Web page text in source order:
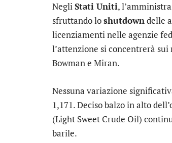
NegliStati Uniti,
sfruttando loshutdowndelle
licenziamenti nelle agenzie
l’attenzione si concentrerà
Bowman e Miran.
Nessuna variazione
1,171. Deciso balzo in alto dell’
(Light Sweet Crude Oil)
barile.